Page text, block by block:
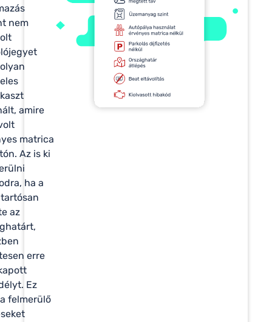
nem
amire
matrica
Az is ki
ha a
az
erre
Ez
felmerülő